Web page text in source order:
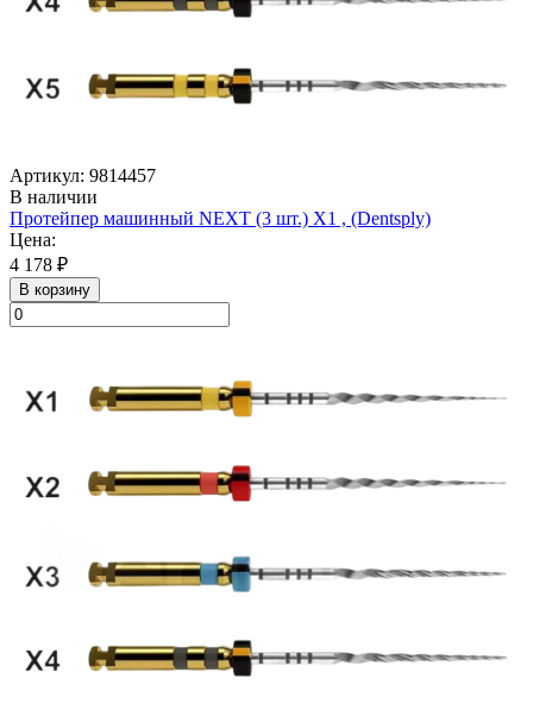
Артикул: 9814457
В наличии
Протейпер машинный NEXT (3 шт.) Х1 , (Dentsply)
Цена:
4 178 ₽
В корзину